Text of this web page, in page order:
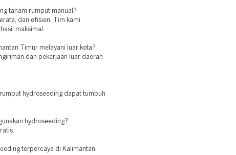
tanam rumput manual?
dan efisien. Tim kami
maksimal.
Timur melayani luar kota?
dan pekerjaan luar daerah
hydroseeding dapat tumbuh
hydroseeding?
terpercaya di Kalimantan